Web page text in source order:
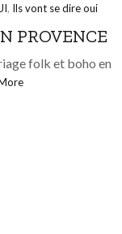
, Ils vont se dire oui
PROVENCE
folk et boho en